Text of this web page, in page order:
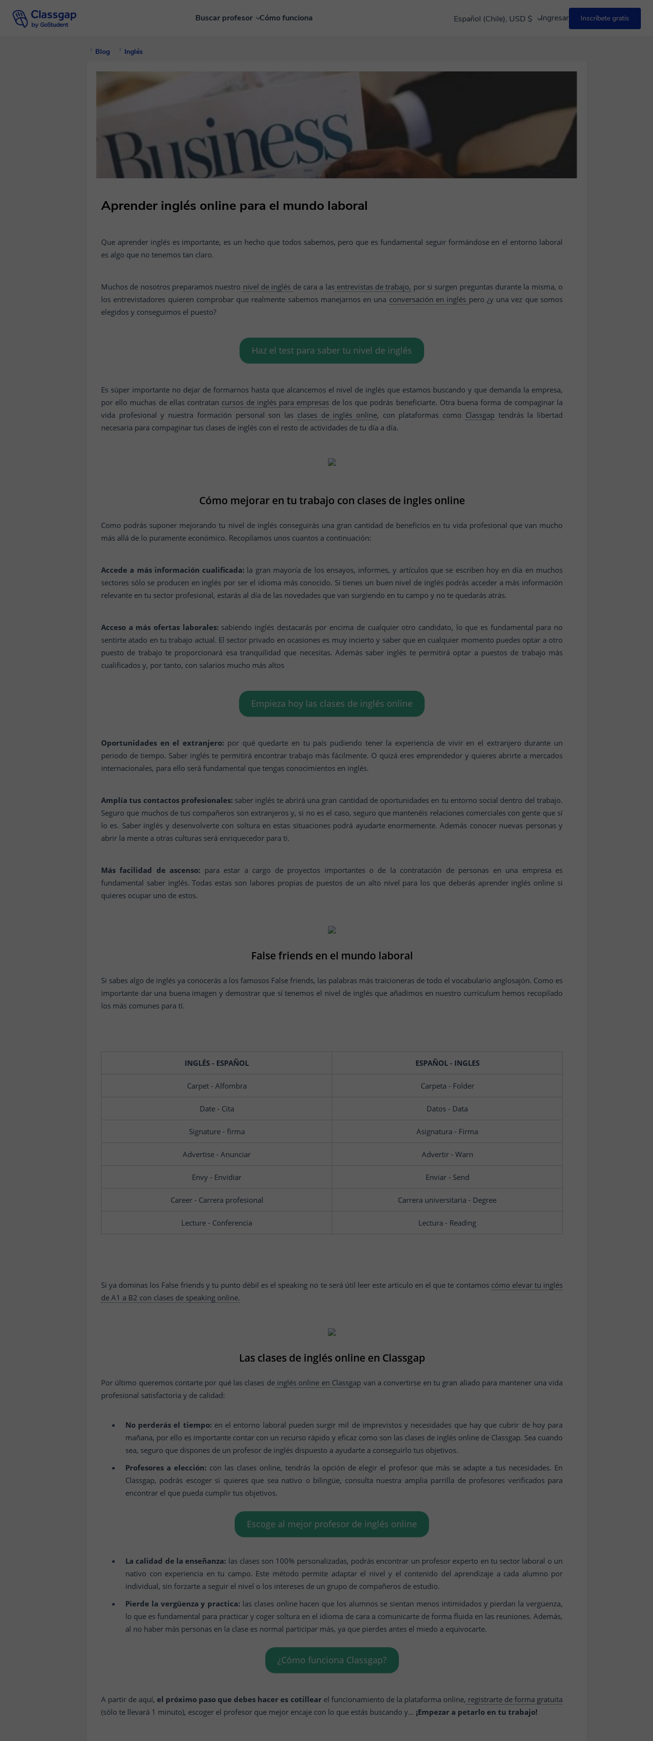
Buscar profesor Cómo funciona Español (Chile), USD $ Ingresar Inscríbete gratis
Blog Inglés
Aprender inglés online para el mundo laboral
Que aprender inglés es importante, es un hecho que todos sabemos, pero que es fundamental seguir formándose en el entorno laboral
es algo que no tenemos tan claro.
Muchos de nosotros preparamos nuestro nivel de inglés de cara a lasentrevistas de trabajo, por si surgen preguntas durante la misma, o
los entrevistadores quieren comprobar que realmente sabemos manejarnos en una conversación en inglés pero ¿y una vez que somos
elegidos y conseguimos el puesto?
Haz el test para saber tu nivel de inglés
Es súper importante no dejar de formarnos hasta que alcancemos el nivel de inglés que estamos buscando y que demanda la empresa,
por ello muchas de ellas contratan cursos de inglés para empresas de los que podrás beneficiarte. Otra buena forma de compaginar la
vida profesional y nuestra formación personal son las clases de inglés online, con plataformas como Classgap tendrás la libertad
necesaria para compaginar tus clases de inglés con el resto de actividades de tu día a día.
Cómo mejorar en tu trabajo con clases de ingles online
Como podrás suponer mejorando tu nivel de inglés conseguirás una gran cantidad de beneficios en tu vida profesional que van mucho
más allá de lo puramente económico. Recopilamos unos cuantos a continuación:
Accede a más información cualificada: la gran mayoría de los ensayos, informes, y artículos que se escriben hoy en día en muchos
sectores sólo se producen en inglés por ser el idioma más conocido. Si tienes un buen nivel de inglés podrás acceder a más información
relevante en tu sector profesional, estarás al día de las novedades que van surgiendo en tu campo y no te quedarás atrás.
Acceso a más ofertas laborales:sabiendo inglés destacarás por encima de cualquier otro candidato, lo que es fundamental para no
sentirte atado en tu trabajo actual. El sector privado en ocasiones es muy incierto y saber que en cualquier momento puedes optar a otro
puesto de trabajo te proporcionará esa tranquilidad que necesitas. Además saber inglés te permitirá optar a puestos de trabajo más
cualificados y, por tanto, con salarios mucho más altos
Empieza hoy las clases de inglés online
Oportunidades en el extranjero: por qué quedarte en tu país pudiendo tener la experiencia de vivir en el extranjero durante un
periodo de tiempo. Saber inglés te permitirá encontrar trabajo más fácilmente. O quizá eres emprendedor y quieres abrirte a mercados
internacionales, para ello será fundamental que tengas conocimientos en inglés.
Amplía tus contactos profesionales:saber inglés te abrirá una gran cantidad de oportunidades en tu entorno social dentro del trabajo.
Seguro que muchos de tus compañeros son extranjeros y, si no es el caso, seguro que mantenéis relaciones comerciales con gente que sí
lo es. Saber inglés y desenvolverte con soltura en estas situaciones podrá ayudarte enormemente. Además conocer nuevas personas y
abrir la mente a otras culturas será enriquecedor para ti.
Más facilidad de ascenso: para estar a cargo de proyectos importantes o de la contratación de personas en una empresa es
fundamental saber inglés. Todas estas son labores propias de puestos de un alto nivel para los que deberás aprender inglés online si
quieres ocupar uno de estos.
False friends en el mundo laboral
Si sabes algo de inglés ya conocerás a los famosos False friends, las palabras más traicioneras de todo el vocabulario anglosajón. Como es
importante dar una buena imagen y demostrar que sí tenemos el nivel de inglés que añadimos en nuestro currículum hemos recopilado
los más comunes para tí.
INGLÉS - ESPAÑOL ESPAÑOL - INGLES
Carpet - Alfombra Carpeta - Folder
Date - Cita Datos - Data
Signature - firma Asignatura - Firma
Advertise - Anunciar Advertir - Warn
Envy - Envidiar Enviar - Send
Career - Carrera profesional Carrera universitaria - Degree
Lecture - Conferencia Lectura - Reading
Si ya dominas los False friends y tu punto débil es el speaking no te será útil leer este artículo en el que te contamos cómo elevar tu inglés
de A1 a B2 con clases de speaking online.
Las clases de inglés online en Classgap
Por último queremos contarte por qué las clases deinglés online en Classgap van a convertirse en tu gran aliado para mantener una vida
profesional satisfactoria y de calidad:
No perderás el tiempo:en el entorno laboral pueden surgir mil de imprevistos y necesidades que hay que cubrir de hoy para
mañana, por ello es importante contar con un recurso rápido y eficaz como son las clases de inglés online de Classgap. Sea cuando
sea, seguro que dispones de un profesor de inglés dispuesto a ayudarte a conseguirlo tus objetivos.
Profesores a elección:con las clases online, tendrás la opción de elegir el profesor que más se adapte a tus necesidades. En
Classgap, podrás escoger si quieres que sea nativo o bilingüe, consulta nuestra amplia parrilla de profesores verificados para
encontrar el que pueda cumplir tus objetivos.
Escoge al mejor profesor de inglés online
La calidad de la enseñanza: las clases son 100% personalizadas, podrás encontrar un profesor experto en tu sector laboral o un
nativo con experiencia en tu campo. Este método permite adaptar el nivel y el contenido del aprendizaje a cada alumno por
individual, sin forzarte a seguir el nivel o los intereses de un grupo de compañeros de estudio.
Pierde la vergüenza y practica: las clases online hacen que los alumnos se sientan menos intimidados y pierdan la vergüenza,
lo que es fundamental para practicar y coger soltura en el idioma de cara a comunicarte de forma fluida en las reuniones. Además,
al no haber más personas en la clase es normal participar más, ya que pierdes antes el miedo a equivocarte.
¿Cómo funciona Classgap?
A partir de aquí, el próximo paso que debes hacer es cotillearel funcionamiento de la plataforma online, registrarte de forma gratuita
(sólo te llevará 1 minuto), escoger el profesor que mejor encaje con lo que estás buscando y... ¡Empezar a petarlo en tu trabajo!